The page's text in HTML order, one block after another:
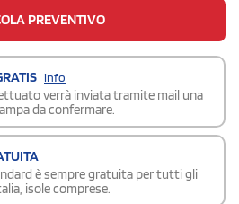
PREVENTIVO
info
verrà inviata tramite mail una
da confermare.
è sempre gratuita per tutti gli
isole comprese.